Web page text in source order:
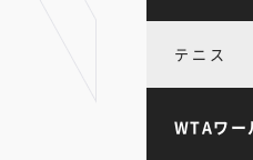
テニス
WTAワー